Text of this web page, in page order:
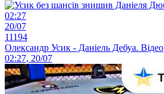
02:27
20/07
11194
Олександр Усик - Даніель Дебуа. Відео
02:27, 20/07